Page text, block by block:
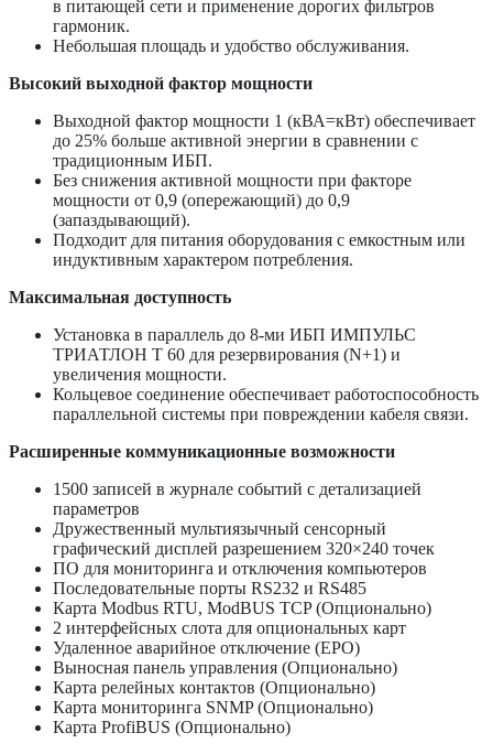
в питающей сети и применение дорогих фильтров
гармоник.
Небольшая площадь и удобство обслуживания.
Высокий выходной фактор мощности
Выходной фактор мощности 1 (кВА=кВт) обеспечивает
до 25% больше активной энергии в сравнении с
традиционным ИБП.
Без снижения активной мощности при факторе
мощности от 0,9 (опережающий) до 0,9
(запаздывающий).
Подходит для питания оборудования с емкостным или
индуктивным характером потребления.
Максимальная доступность
Установка в параллель до 8-ми ИБП ИМПУЛЬС
ТРИАТЛОН Т 60 для резервирования (N+1) и
увеличения мощности.
Кольцевое соединение обеспечивает работоспособность
параллельной системы при повреждении кабеля связи.
Расширенные коммуникационные возможности
1500 записей в журнале событий с детализацией
параметров
Дружественный мультиязычный сенсорный
графический дисплей разрешением 320×240 точек
ПО для мониторинга и отключения компьютеров
Последовательные порты RS232 и RS485
Карта Modbus RTU, ModBUS TCP (Опционально)
2 интерфейсных слота для опциональных карт
Удаленное аварийное отключение (EPO)
Выносная панель управления (Опционально)
Карта релейных контактов (Опционально)
Карта мониторинга SNMP (Опционально)
Карта ProfiBUS (Опционально)